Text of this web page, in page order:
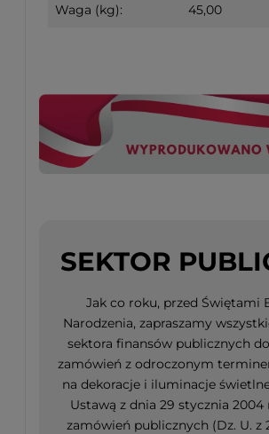
Waga (kg): 45,00
SEKTOR
Jak co roku, przed Świętami
Narodzenia, zapraszamy
sektora finansów publicznych do
zamówień z odroczonym
na dekoracje i iluminacje
Ustawą z dnia 29 stycznia 2004
zamówień publicznych (Dz. U. z